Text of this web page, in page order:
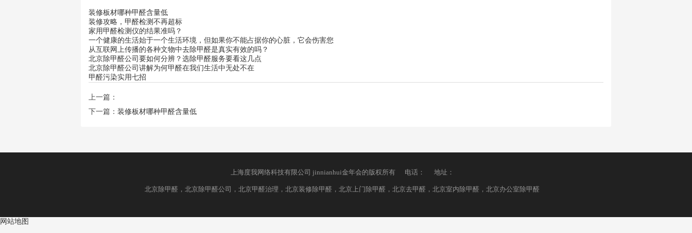
装修板材哪种甲醛含量低
​装修攻略，甲醛检测不再超标
家用甲醛检测仪的结果准吗？
一个健康的生活始于一个生活环境，但如果你不能占据你的心脏，它会伤害您
从互联网上传播的各种文物中去除甲醛是真实有效的吗？
北京除甲醛公司要如何分辨？选除甲醛服务要看这几点
北京除甲醛公司讲解为何甲醛在我们生活中无处不在
甲醛污染实用七招
上一篇：
下一篇： 装修板材哪种甲醛含量低
上海度我网络科技有限公司 jinnianhui金年会的版权所有 电话： 地址：
北京除甲醛，北京除甲醛公司，北京甲醛治理，北京装修除甲醛，北京上门除甲醛，北京去甲醛，北京室内除甲醛，北京办公室除甲醛
网站地图